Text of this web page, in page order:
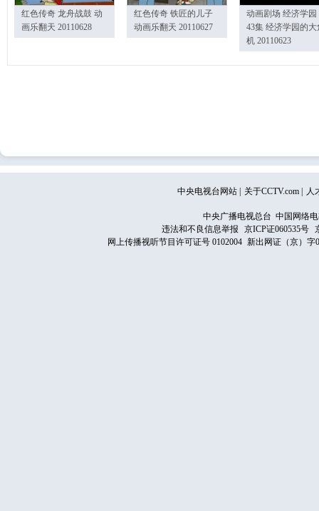
红色传奇 龙舟战鼓 动
画乐翻天 20110628
红色传奇 铁匠的儿子
动画乐翻天 20110627
动画剧场 经济学园
43集 经济学园的大
机 20110623
中央电视台网站 关于CCTV.com 人
中央广播电视总台 中国网络
违法和不良信息举报
京ICP证060535号
网上传播视听节目许可证号 0102004 新出网证（京）